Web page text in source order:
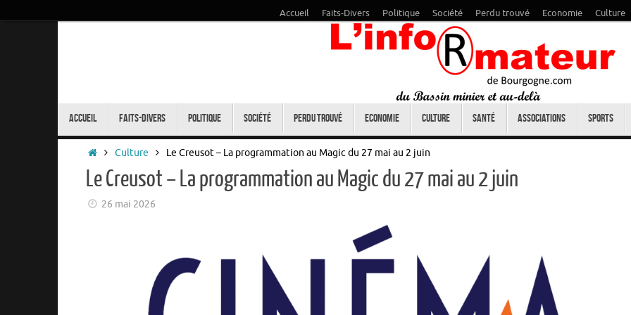
Accueil Faits-Divers Politique Société Perdu trouvé Economie Culture
Accueil Faits-Divers Politique Société Perdu trouvé Economie Culture Santé Associations Sports
Accueil
Culture Le Creusot – La programmation au Magic du 27 mai au 2 juin
Le Creusot – La programmation au Magic du 27 mai au 2 juin
26 mai 2026